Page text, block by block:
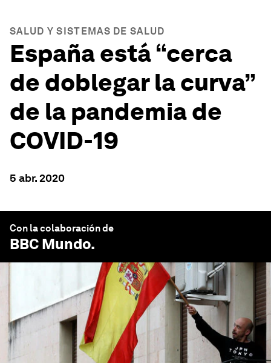
SALUD Y SISTEMAS DE SALUD
España está “cerca
de doblegar la curva”
de la pandemia de
COVID-19
5 abr. 2020
Con la colaboración de
BBC Mundo.